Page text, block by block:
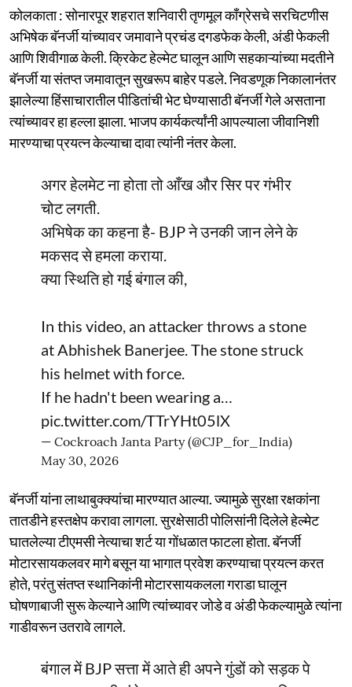
कोलकाता : सोनारपूर शहरात शनिवारी तृणमूल काँग्रेसचे सरचिटणीस
अभिषेक बॅनर्जी यांच्यावर जमावाने प्रचंड दगडफेक केली, अंडी फेकली
आणि शिवीगाळ केली. क्रिकेट हेल्मेट घालून आणि सहकाऱ्यांच्या मदतीने
बॅनर्जी या संतप्त जमावातून सुखरूप बाहेर पडले. निवडणूक निकालानंतर
झालेल्या हिंसाचारातील पीडितांची भेट घेण्यासाठी बॅनर्जी गेले असताना
त्यांच्यावर हा हल्ला झाला. भाजप कार्यकर्त्यांनी आपल्याला जीवानिशी
मारण्याचा प्रयत्न केल्याचा दावा त्यांनी नंतर केला.
अगर हेलमेट ना होता तो आँख और सिर पर गंभीर
चोट लगती.
अभिषेक का कहना है- BJP ने उनकी जान लेने के
मकसद से हमला कराया.
क्या स्थिति हो गई बंगाल की,
In this video, an attacker throws a stone
at Abhishek Banerjee. The stone struck
his helmet with force.
If he hadn't been wearing a…
pic.twitter.com/TTrYHt05lX
— Cockroach Janta Party (@CJP_for_India)
May 30, 2026
बॅनर्जी यांना लाथाबुक्क्यांचा मारण्यात आल्या. ज्यामुळे सुरक्षा रक्षकांना
तातडीने हस्तक्षेप करावा लागला. सुरक्षेसाठी पोलिसांनी दिलेले हेल्मेट
घातलेल्या टीएमसी नेत्याचा शर्ट या गोंधळात फाटला होता. बॅनर्जी
मोटारसायकलवर मागे बसून या भागात प्रवेश करण्याचा प्रयत्न करत
होते, परंतु संतप्त स्थानिकांनी मोटारसायकलला गराडा घालून
घोषणाबाजी सुरू केल्याने आणि त्यांच्यावर जोडे व अंडी फेकल्यामुळे त्यांना
गाडीवरून उतरावे लागले.
बंगाल में BJP सत्ता में आते ही अपने गुंडों को सड़क पे